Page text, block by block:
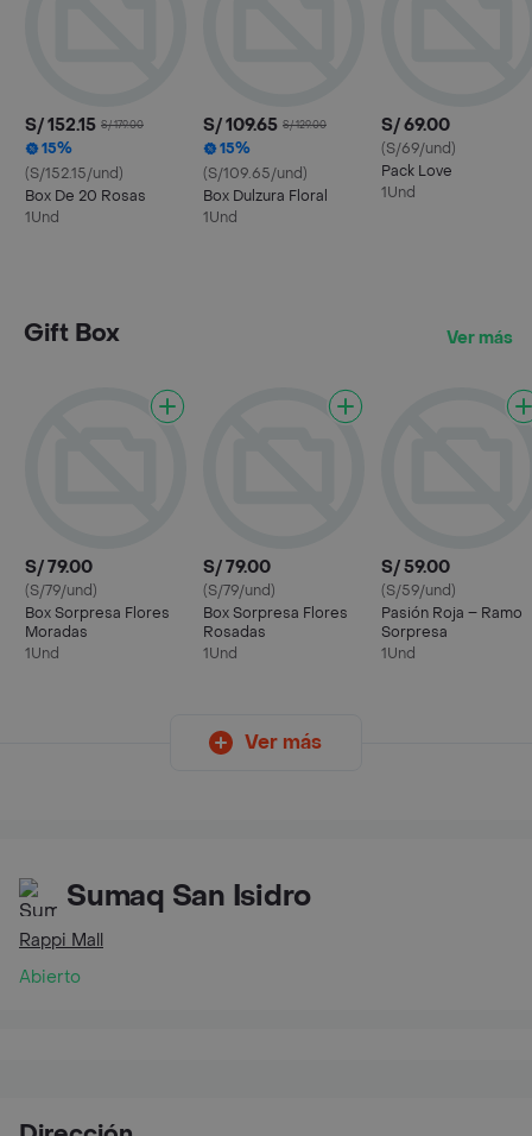
S/ 152.15 S/ 179.00
15%
(S/152.15/und)
Box De 20 Rosas
1Und
S/ 109.65 S/ 129.00
15%
(S/109.65/und)
Box Dulzura Floral
1Und
S/ 69.00
(S/69/und)
Pack Love
1Und
Gift Box Ver más
S/ 79.00
(S/79/und)
Box Sorpresa Flores
Moradas
1Und
S/ 79.00
(S/79/und)
Box Sorpresa Flores
Rosadas
1Und
S/ 59.00
(S/59/und)
Pasión Roja – Ramo
Sorpresa
1Und
Ver más
Sumaq San Isidro
Rappi Mall
Abierto